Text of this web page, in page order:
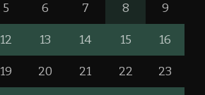
5 6 7 8 9
12 13 14 15 16
19 20 21 22 23